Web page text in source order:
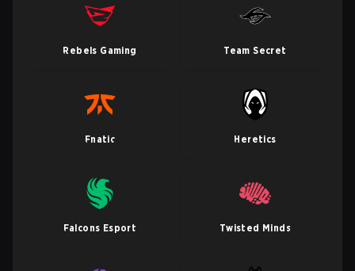
Rebels Gaming Team Secret
Fnatic Heretics
Falcons Esport Twisted Minds